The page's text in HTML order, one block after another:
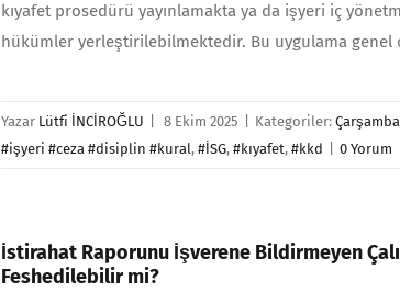
kıyafet prosedürü yayınlamakta ya da işyeri iç
hükümler yerleştirilebilmektedir. Bu uygulama
Yazar Lütfi İNCİROĞLU 8 Ekim 2025 Kategoriler:
#işyeri #ceza #disiplin #kural,#İSG,#kıyafet,#kkd 0 Yorum
İstirahat Raporunu İşverene Bildirmeyen
Feshedilebilir mi?